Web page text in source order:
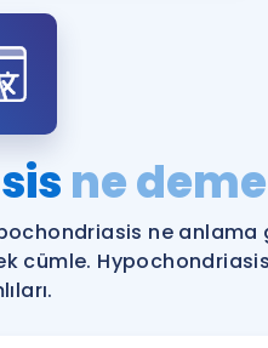
YDS ve YÖKDİL
YDS ve YÖKDİL'e
ne
ne anlama
cümle.